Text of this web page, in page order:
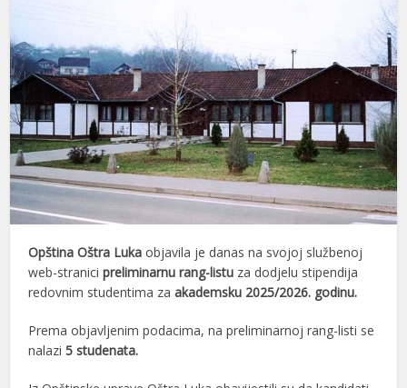
Opština Oštra Luka objavila je danas na svojoj službenoj
web-stranicipreliminarnu rang-listu za dodjelu stipendija
redovnim studentima zaakademsku 2025/2026. godinu.
Prema objavljenim podacima, na preliminarnoj rang-listi se
nalazi5 studenata.